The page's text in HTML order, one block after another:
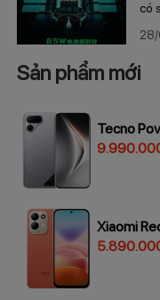
có
Sản phẩm mới
Tecno
Xiaomi